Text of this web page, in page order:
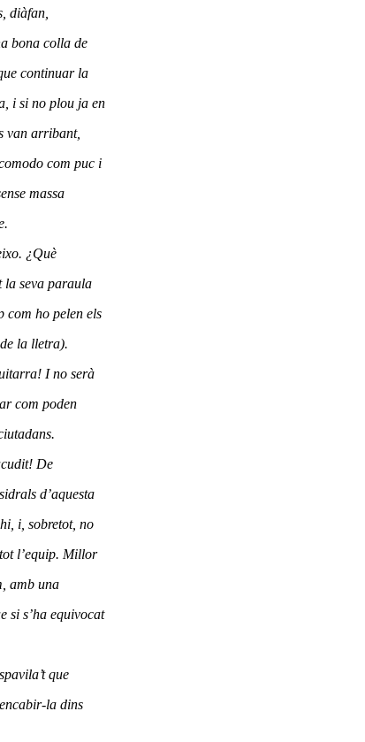
diàfan,
bona colla de
continuar la
i si no plou ja en
van arribant,
com puc i
massa
¿Què
la seva paraula
com ho pelen els
la lletra).
I no serà
com poden
De
d’aquesta
i, sobretot, no
l’equip. Millor
amb una
si s’ha equivocat
que
la dins